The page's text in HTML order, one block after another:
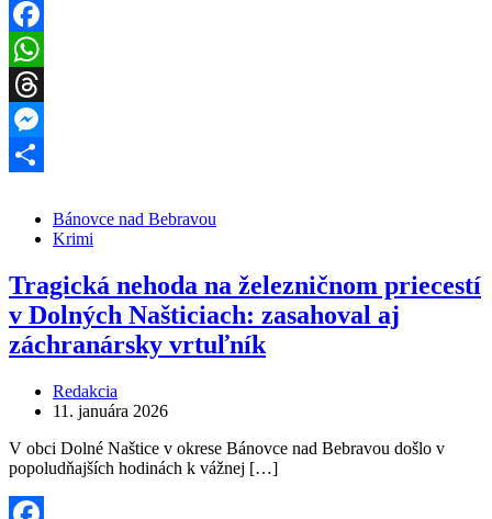
Facebook
WhatsApp
Threads
Messenger
Bánovce nad Bebravou
Krimi
Tragická nehoda na železničnom priecestí
v Dolných Našticiach: zasahoval aj
záchranársky vrtuľník
Redakcia
11. januára 2026
V obci Dolné Naštice v okrese Bánovce nad Bebravou došlo v
popoludňajších hodinách k vážnej […]